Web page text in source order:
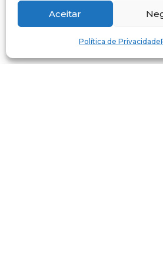
Aceitar
Política de Privacidade